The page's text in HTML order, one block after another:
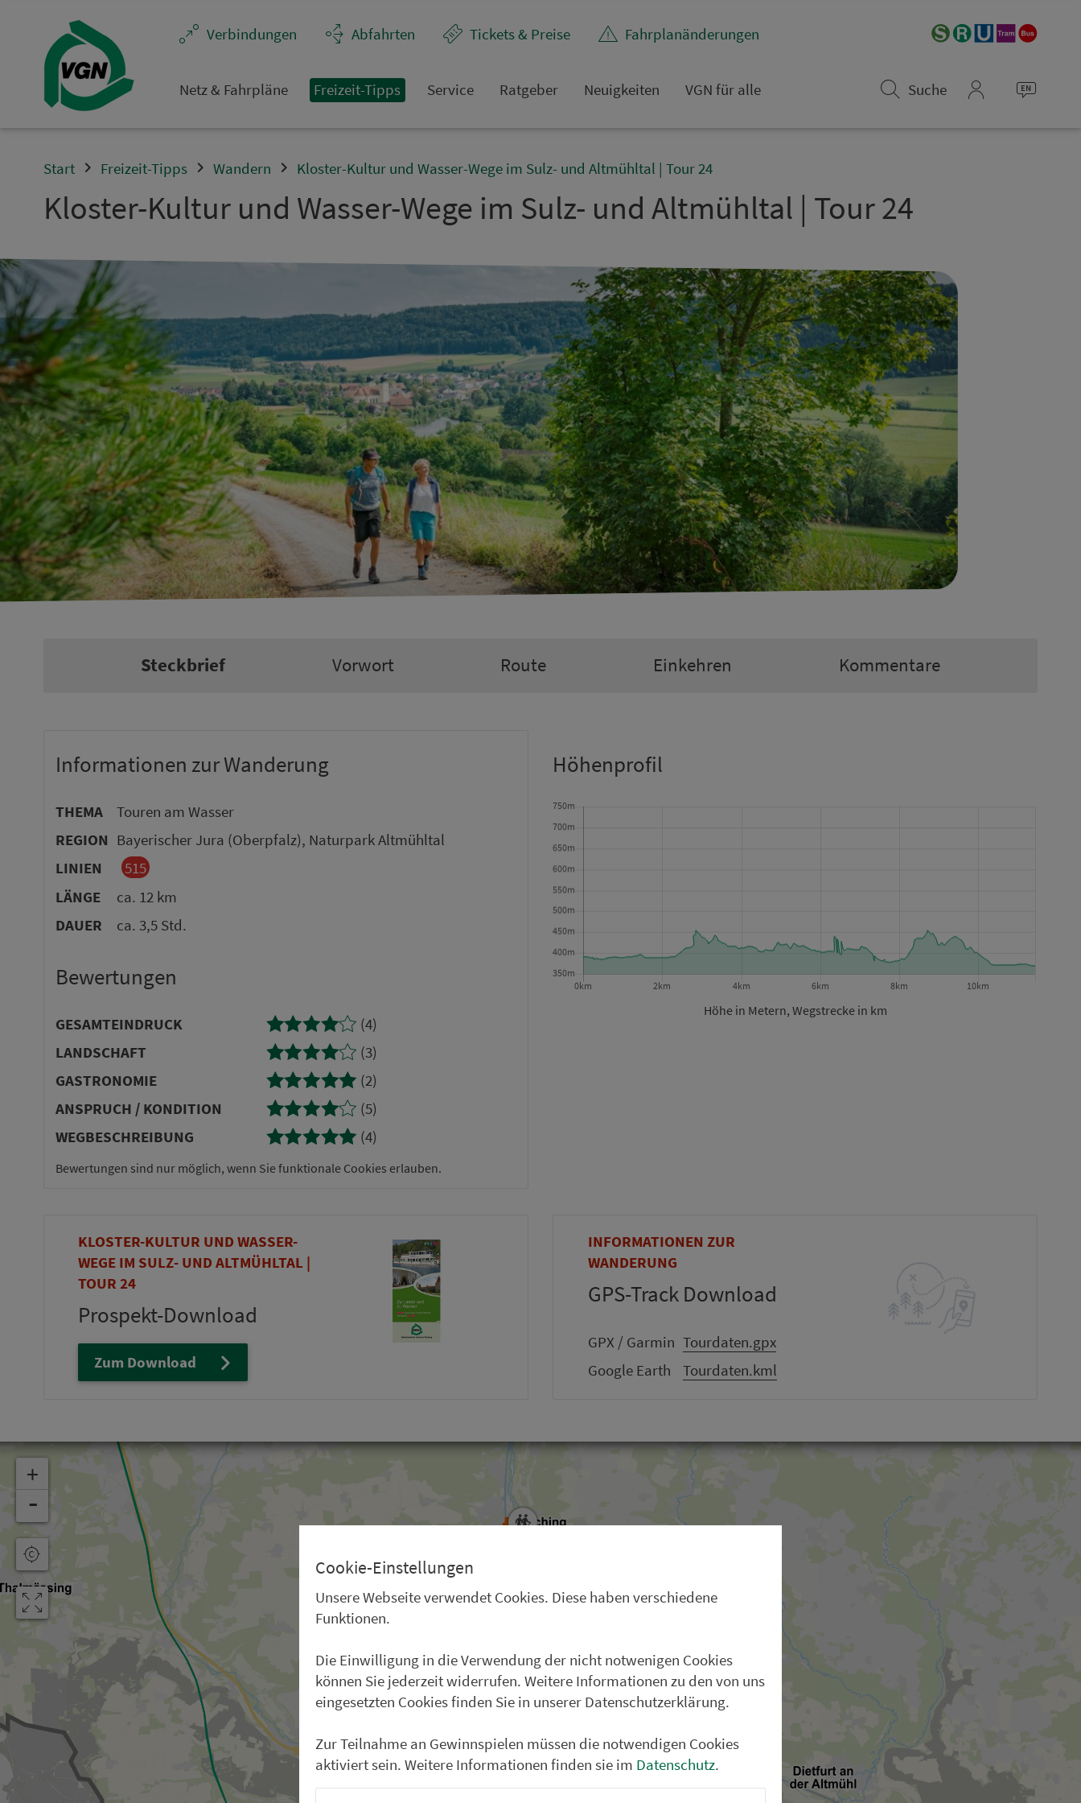
Ver­bin­dungen
Abfahrten Tickets & Preise Fahr­plan­ände­rungen
Netz & Fahrpläne Frei­zeit-Tipps Service Rat­ge­ber Neuigkeiten VGN für alle
Suche
Start Freizeit-Tipps Wandern Kloster-Kultur und Wasser-Wege im Sulz- und Altmühltal | Tour 24
Kloster-Kultur und Wasser-Wege im Sulz- und Altmühltal | Tour 24
Steckbrief Vorwort Route Einkehren Kommentare
Informationen zur Wanderung
THEMA
Touren am Wasser
REGION Bayerischer Jura (Oberpfalz), Naturpark Altmühltal
LINIEN
515
LÄNGE
ca. 12 km
DAUER
ca. 3,5 Std.
Bewertungen
GE­SAMTEINDRUCK
(4)
LANDSCHAFT
(3)
GASTRONOMIE
(2)
AN­SPRUCH / KONDITION
(5)
WEG­BE­SCHREI­BUNG
(4)
Bewertungen sind nur möglich, wenn Sie funktionale Cookies erlauben.
Höhenprofil
Höhe in Metern, Wegstrecke in km
KLOSTER-KULTUR UND WASSER-
WEGE IM SULZ- UND ALTMÜHLTAL |
TOUR 24
Prospekt-Download
Zum Download
INFORMATIONEN ZUR
WANDERUNG
GPS-Track Download
GPX / Garmin Tourdaten.gpx
Google Earth
Tourdaten.kml
+
-
Klicken zum Zoomen
Cookie-Einstellungen
Unsere Webseite verwendet Cookies. Diese haben verschiedene
Funktionen.
Die Einwilligung in die Verwendung der nicht notwenigen Cookies
können Sie jederzeit widerrufen. Weitere Informationen zu den von uns
eingesetzten Cookies finden Sie in unserer Datenschutzerklärung.
Zur Teilnahme an Gewinnspielen müssen die notwendigen Cookies
aktiviert sein. Weitere Informationen finden sie im Datenschutz.